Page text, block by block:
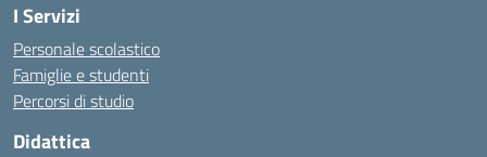
I Servizi
Personale scolastico
Famiglie e studenti
Percorsi di studio
Didattica